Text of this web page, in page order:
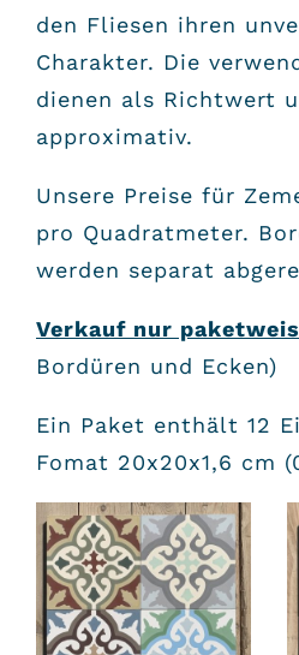
den Fliesen ihren
Charakter. Die
dienen als Richtwert
approximativ.
Unsere Preise für
pro Quadratmeter.
werden separat
Verkauf nur
Bordüren und Ecken)
Ein Paket enthält 12
Fomat 20x20x1,6 cm